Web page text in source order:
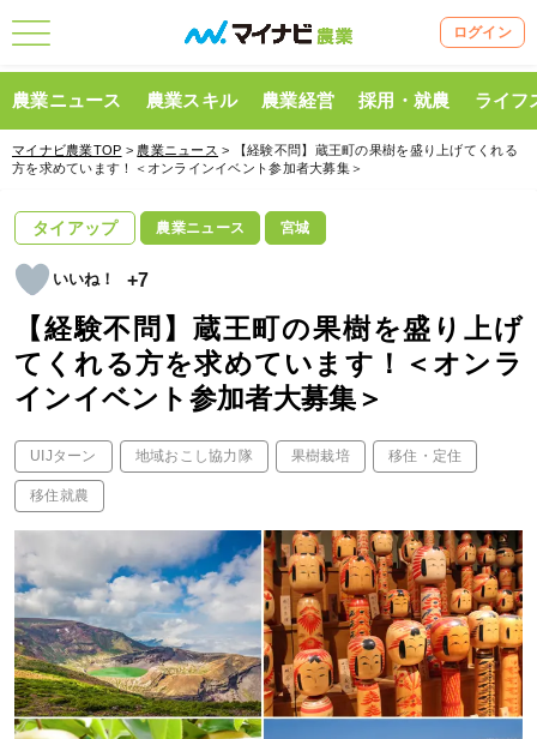
ログイン
農業ニュース 農業スキル 農業経営 採用・就農 ライフ
マイナビ農業TOP > 農業ニュース > 【経験不問】蔵王町の果樹を盛り上げてくれる
方を求めています！＜オンラインイベント参加者大募集＞
タイアップ 農業ニュース 宮城
+7
【経験不問】蔵王町の果樹を盛り上げ
てくれる方を求めています！＜オンラ
インイベント参加者大募集＞
UIJターン 地域おこし協力隊 果樹栽培 移住・定住
移住就農